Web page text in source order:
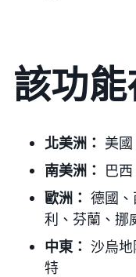
該功
北美洲： 美
南美洲：
巴西
歐洲： 德國
利、芬蘭、挪
中東： 沙烏
特